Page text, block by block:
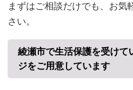
まずはご相談だけでも、お気
さい。
綾瀬市で生活保護を受けて
ジをご用意しています